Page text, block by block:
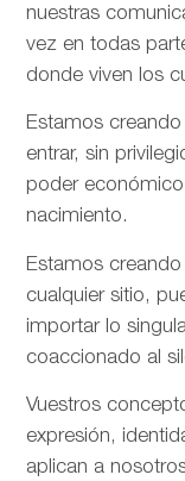
nuestras
vez en todas
donde viven los
Estamos
entrar, sin
poder
nacimiento.
Estamos
cualquier sitio,
importar lo
coaccionado al
Vuestros
expresión,
aplican a